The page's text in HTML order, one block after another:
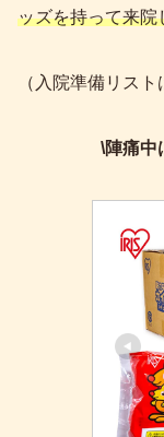
ッズを持って来院
（入院準備リスト
\陣痛中